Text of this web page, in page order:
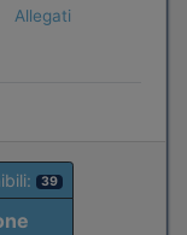
Allegati
39